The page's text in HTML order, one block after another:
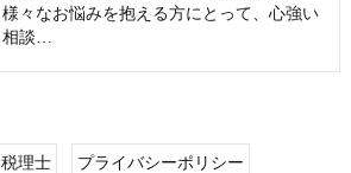
様々なお悩みを抱える方にとって、心強い
相談…
税理士 プライバシーポリシー